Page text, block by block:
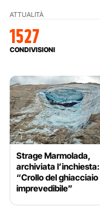
ATTUALITÀ
1527
CONDIVISIONI
Strage Marmolada,
archiviata l’inchiesta:
“Crollo del ghiacciaio
imprevedibile”